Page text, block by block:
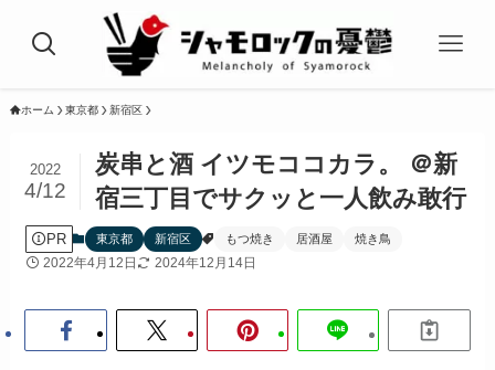
ホーム 東京都 新宿区
炭串と酒 イツモココカラ。 ＠新
宿三丁目でサクッと一人飲み敢行
2022
4/12
PR 東京都 新宿区 もつ焼き 居酒屋 焼き鳥
2022年4月12日 2024年12月14日